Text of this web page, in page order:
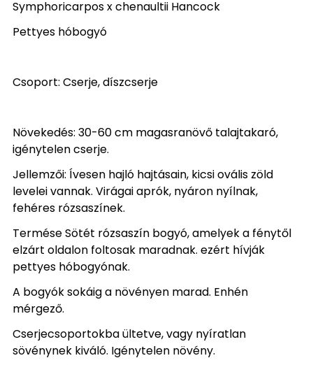
Symphoricarpos x chenaultii Hancock
Pettyes hóbogyó
Csoport: Cserje, díszcserje
Növekedés: 30-60 cm magasranövő talajtakaró,
igénytelen cserje.
Jellemzői: Ívesen hajló hajtásain, kicsi ovális zöld
levelei vannak. Virágai aprók, nyáron nyílnak,
fehéres rózsaszínek.
Termése Sötét rózsaszín bogyó, amelyek a fénytől
elzárt oldalon foltosak maradnak. ezért hívják
pettyes hóbogyónak.
A bogyók sokáig a növényen marad. Enhén
mérgező.
Cserjecsoportokba ültetve, vagy nyíratlan
sövénynek kiváló. Igénytelen növény.